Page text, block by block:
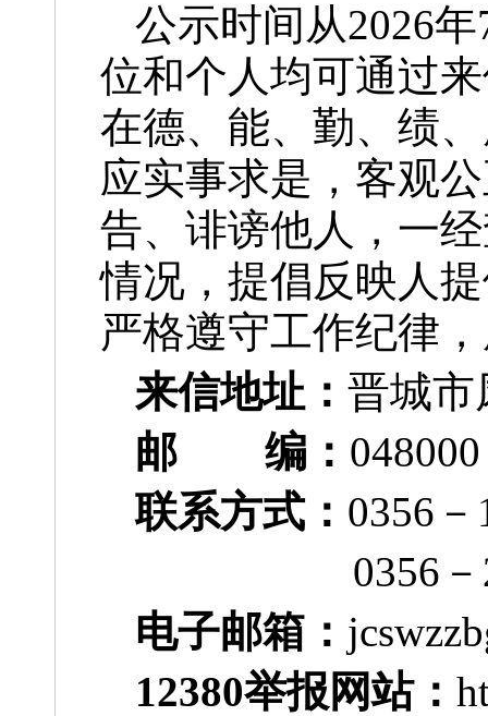
公示时间从2026
位和个人均可通过
在德、能、勤、绩
应实事求是，客观
告、诽谤他人，一
情况，提倡反映人
严格遵守工作纪律
来信地址： 晋城市
邮 编： 048000
联系方式： 0356
0356－
电子邮箱：
12380举报网站：